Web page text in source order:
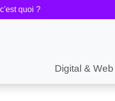
quoi ?
Digital & Web